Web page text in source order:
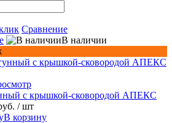
Сравнение
В наличии
с крышкой-сковородой АПЕКС
/ шт
В корзину